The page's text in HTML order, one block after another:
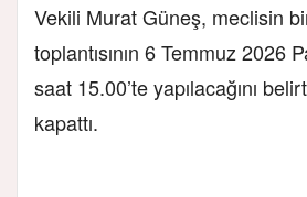
Vekili Murat Güneş, meclisin
toplantısının 6 Temmuz 2026
saat 15.00’te yapılacağını
kapattı.